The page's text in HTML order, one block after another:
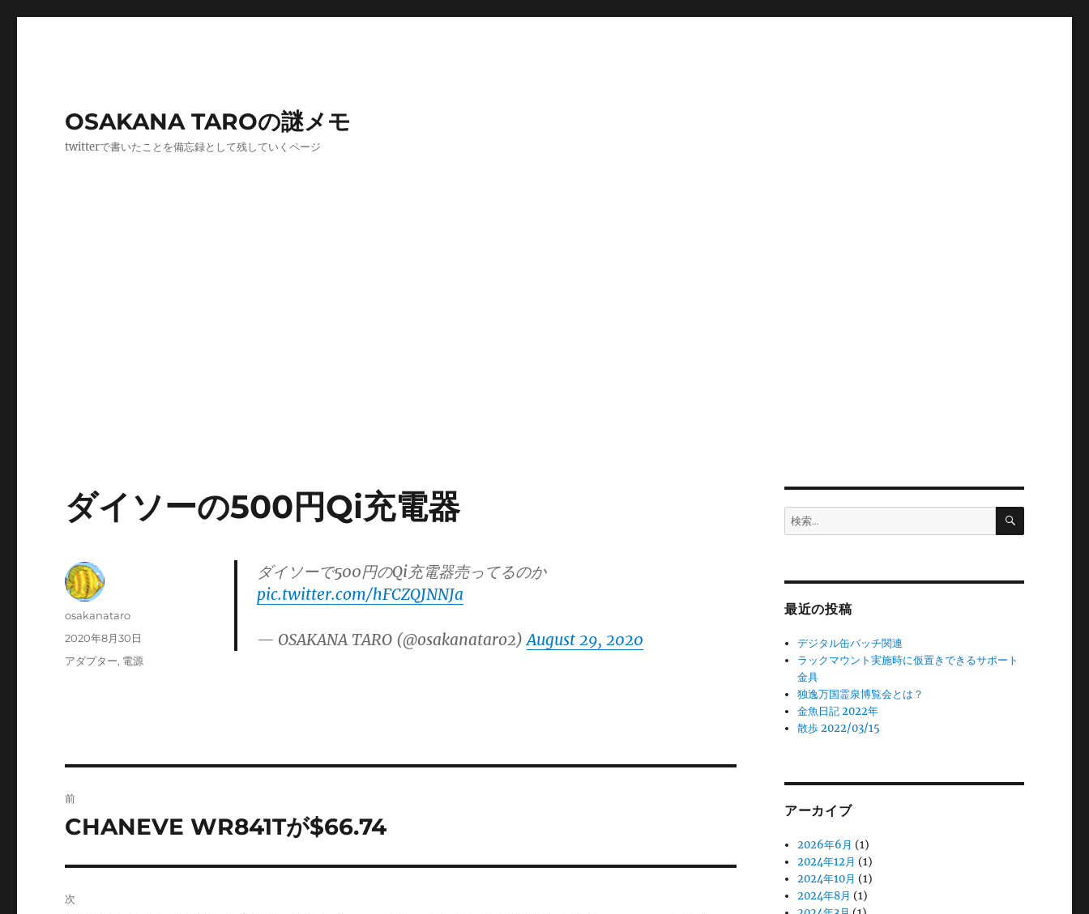
OSAKANA TAROの謎メモ
twitterで書いたことを備忘録として残していくページ
ダイソーの500円Qi充電器
ダイソーで500円のQi充電器売ってるのか
pic.twitter.com/hFCZQJNNJa
— OSAKANA TARO (@osakanataro2)August 29, 2020
投
osakanataro
投
2020年8月30日
カ
アダプター, 電源
稿
前
前
投
稿:
CHANEVE WR841Tが$66.74
次
検
索:
検
最近の投稿
デジタル缶バッチ関連
ラックマウント実施時に仮置きできるサポート
金具
独逸万国霊泉博覧会とは？
金魚日記 2022年
散歩 2022/03/15
アーカイブ
2026年6月 (1)
2024年12月 (1)
2024年10月 (1)
2024年8月 (1)